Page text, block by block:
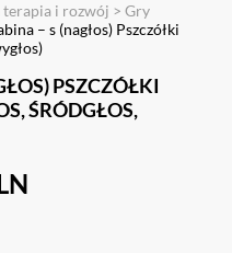
terapia i rozwój > Gry
– s (nagłos) Pszczółki
PSZCZÓŁKI
ŚRÓDGŁOS,